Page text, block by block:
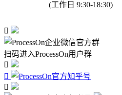
(工作日 9:30-18:30)

扫码进入ProcessOn用户群


